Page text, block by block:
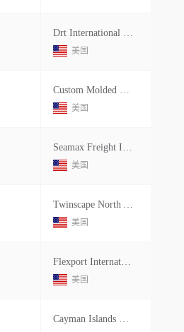
Drt International Logistics Incorpo
美国
Custom Molded Products Llc
美国
Seamax Freight International, Inc
美国
Twinscape North America Llc
美国
Flexport International Llc
美国
Cayman Islands Government